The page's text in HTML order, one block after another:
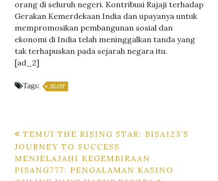
orang di seluruh negeri. Kontribusi Rajaji terhadap
Gerakan Kemerdekaan India dan upayanya untuk
mempromosikan pembangunan sosial dan
ekonomi di India telah meninggalkan tanda yang
tak terhapuskan pada sejarah negara itu.
[ad_2]
Tags: SLOT
Post
navigation
TEMUI THE RISING STAR: BISA123’S
JOURNEY TO SUCCESS
MENJELAJAHI KEGEMBIRAAN
PISANG777: PENGALAMAN KASINO